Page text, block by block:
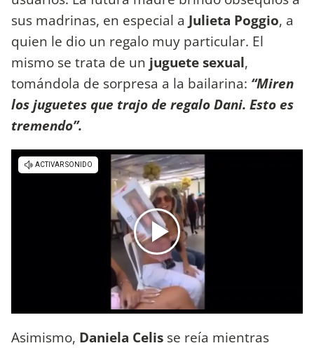
sus madrinas, en especial a Julieta Poggio, a
quien le dio un regalo muy particular. El
mismo se trata de un juguete sexual,
tomándola de sorpresa a la bailarina: “Miren
los juguetes que trajo de regalo Dani. Esto es
tremendo”.
Asimismo, Daniela Celis se reía mientras